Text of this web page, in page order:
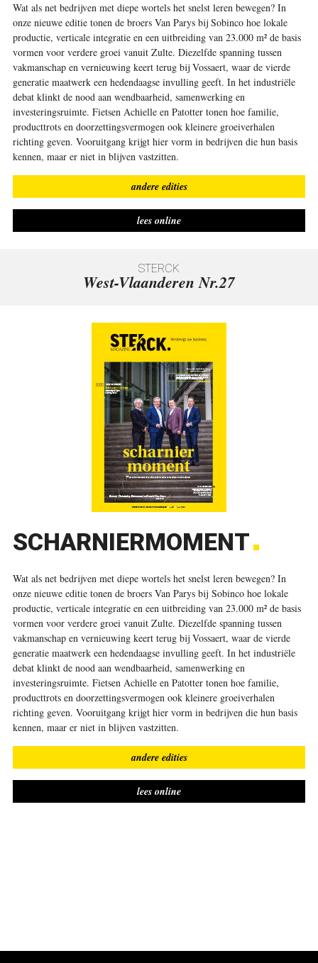
Wat als net bedrijven met diepe wortels het snelst leren bewegen? In
onze nieuwe editie tonen de broers Van Parys bij Sobincohoe lokale
productie, verticale integratie en een uitbreiding van 23.000 m² de basis
vormen voor verdere groei vanuit Zulte. Diezelfde spanning tussen
vakmanschap en vernieuwing keert terug bij Vossaert, waar de vierde
generatie maatwerk een hedendaagse invulling geeft. In het industriële
debat klinkt de nood aan wendbaarheid, samenwerking en
investeringsruimte. Fietsen Achielle en Patotter tonen hoe familie,
producttrots en doorzettingsvermogen ook kleinere groeiverhalen
richting geven. Vooruitgang krijgt hier vorm in bedrijven die hun basis
kennen, maar er niet in blijven vastzitten.
andere edities
lees online
West-Vlaanderen Nr.27
SCHARNIERMOMENT
Wat als net bedrijven met diepe wortels het snelst leren bewegen? In
onze nieuwe editie tonen de broers Van Parys bij Sobincohoe lokale
productie, verticale integratie en een uitbreiding van 23.000 m² de basis
vormen voor verdere groei vanuit Zulte. Diezelfde spanning tussen
vakmanschap en vernieuwing keert terug bij Vossaert, waar de vierde
generatie maatwerk een hedendaagse invulling geeft. In het industriële
debat klinkt de nood aan wendbaarheid, samenwerking en
investeringsruimte. Fietsen Achielle en Patotter tonen hoe familie,
producttrots en doorzettingsvermogen ook kleinere groeiverhalen
richting geven. Vooruitgang krijgt hier vorm in bedrijven die hun basis
kennen, maar er niet in blijven vastzitten.
andere edities
lees online